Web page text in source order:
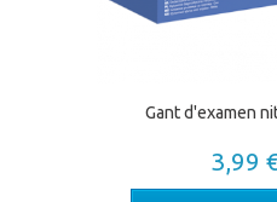
Gant d'examen
3,99